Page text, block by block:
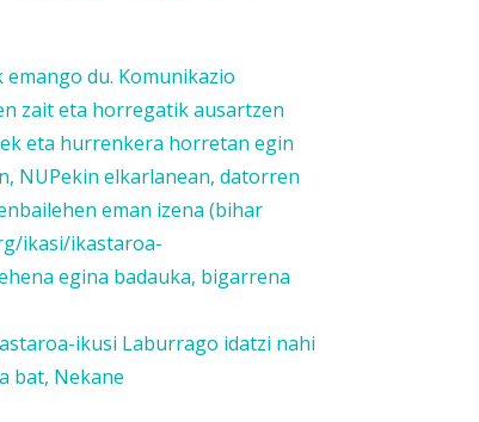
du. Komunikazio
zait eta horregatik ausartzen
eta hurrenkera horretan egin
NUPekin elkarlanean, datorren
eman izena (bihar
ikasi/ikastaroa-
egina badauka, bigarrena
ikusi Laburrago idatzi nahi
bat, Nekane